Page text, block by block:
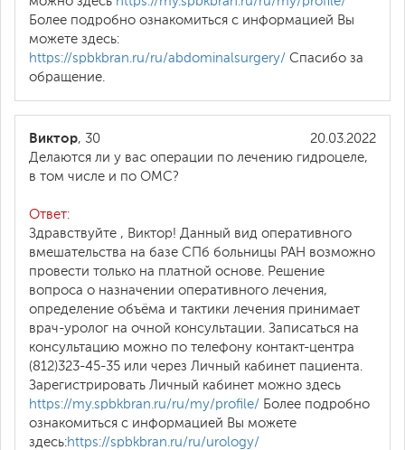
Более подробно ознакомиться с информацией Вы
можете здесь:
https://spbkbran.ru/ru/abdominalsurgery/ Спасибо за
обращение.
20.03.2022
Виктор, 30
Делаются ли у вас операции по лечению гидроцеле,
в том числе и по ОМС?
Ответ:
Здравствуйте , Виктор! Данный вид оперативного
вмешательства на базе СПб больницы РАН возможно
провести только на платной основе. Решение
вопроса о назначении оперативного лечения,
определение объёма и тактики лечения принимает
врач-уролог на очной консультации. Записаться на
консультацию можно по телефону контакт-центра
(812)323-45-35 или через Личный кабинет пациента.
Зарегистрировать Личный кабинет можно здесь
https://my.spbkbran.ru/ru/my/profile/ Более подробно
ознакомиться с информацией Вы можете
здесь:https://spbkbran.ru/ru/urology/